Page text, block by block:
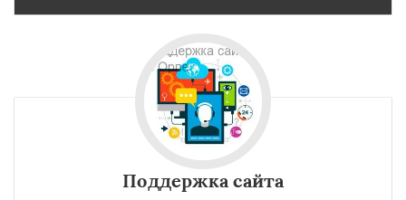
Поддержка сайта